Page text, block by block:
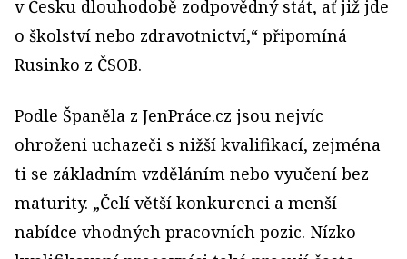
v Česku dlouhodobě zodpovědný stát, ať již jde
o školství nebo zdravotnictví,“ připomíná
Rusinko z ČSOB.
Podle Španěla z JenPráce.cz jsou nejvíc
ohroženi uchazeči s nižší kvalifikací, zejména
ti se základním vzděláním nebo vyučení bez
maturity. „Čelí větší konkurenci a menší
nabídce vhodných pracovních pozic. Nízko